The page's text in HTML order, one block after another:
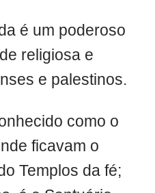
é um poderoso
religiosa e
e palestinos.
como o
ficavam o
Templos da fé;